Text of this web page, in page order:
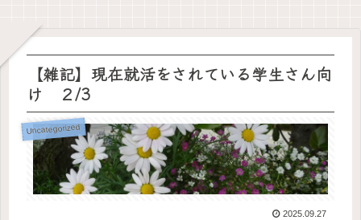
【雑記】現在就活をされている学生さん向
け ２/3
Uncategorized
2025.09.27